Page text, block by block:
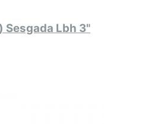
Sesgada Lbh 3"